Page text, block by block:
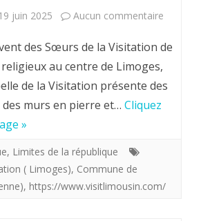
epargnée-
grandiose
Abbaye
de
de
juin 2025 Aucun commentaire
couvent
la
des Sœurs de la Visitation de
au centre de Limoges,
de la Visitation présente des
murs en pierre et… Cliquez
»
, Limites de la république
( Limoges), Commune de
, https://www.visitlimousin.com/